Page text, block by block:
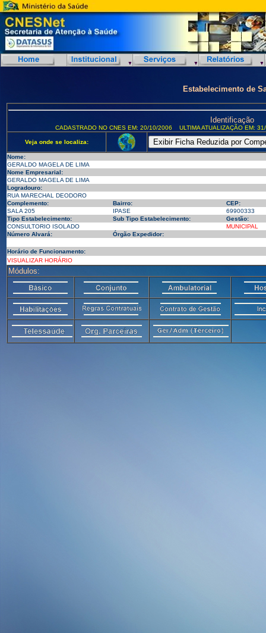
Estabelecimento de
Identificação
CADASTRADO NO CNES EM: 20/10/2006 ULTIMA ATUALIZAÇÃO EM:
Veja onde se localiza:
Nome:
GERALDO MAGELA DE LIMA
Nome Empresarial:
GERALDO MAGELA DE LIMA
Logradouro:
RUA MARECHAL DEODORO
Complemento:
Bairro:
CEP:
SALA 205
IPASE
69900333
Tipo Estabelecimento:
Sub Tipo Estabelecimento:
Gestão:
CONSULTORIO ISOLADO
MUNICIPAL
Número Alvará:
Órgão Expedidor:
Horário de Funcionamento:
VISUALIZAR HORÁRIO
Módulos: